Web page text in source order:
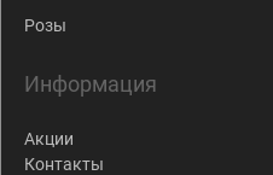
Розы
Информация
Акции
Контакты